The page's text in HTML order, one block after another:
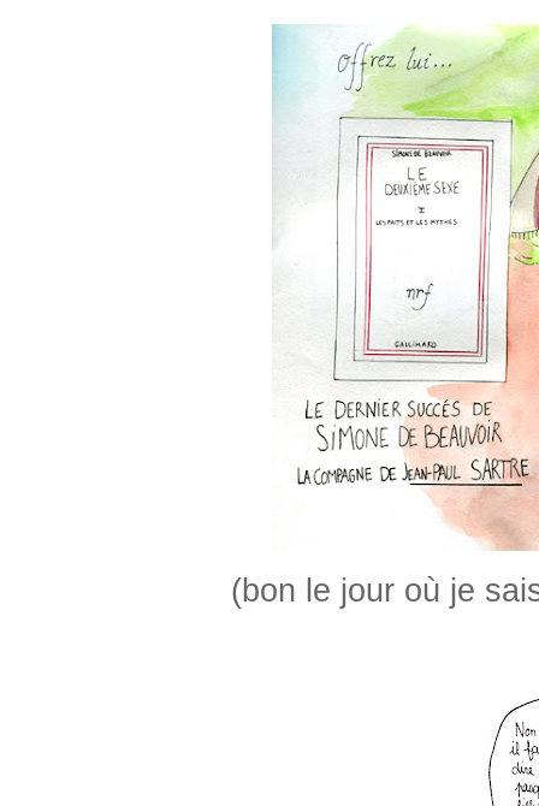
(bon le jour où je